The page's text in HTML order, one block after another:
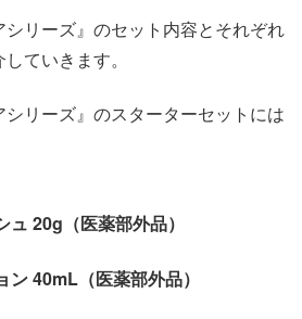
リーズ』のセット内容とそれぞれ
ていきます。
リーズ』のスターターセットには
20g（医薬部外品）
40mL（医薬部外品）